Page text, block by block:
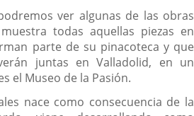
ver algunas de las obras
todas aquellas piezas en
parte de su pinacoteca y que
juntas en Valladolid, en un
el Museo de la Pasión.
nace como consecuencia de la